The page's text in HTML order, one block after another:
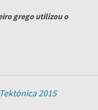
grego utilizou o
2015